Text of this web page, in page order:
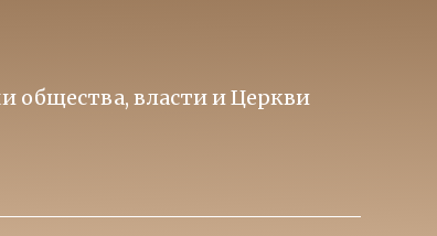
общества, власти и Церкви